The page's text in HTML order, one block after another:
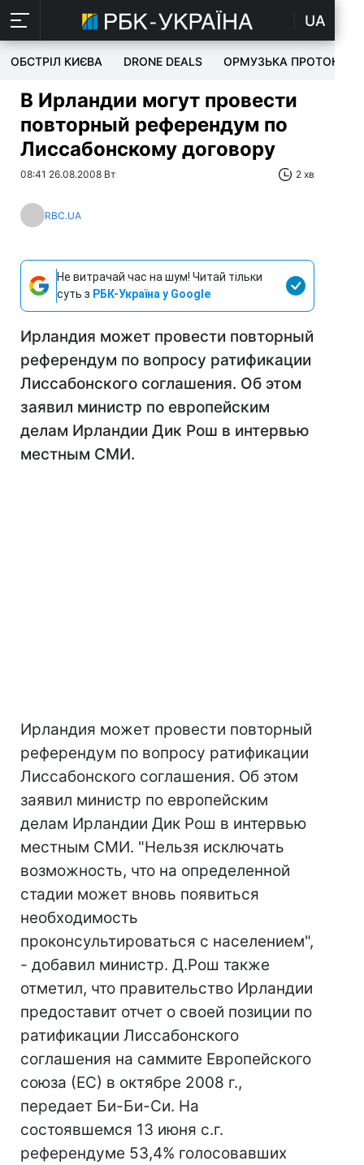
UA
ОБСТРІЛ КИЄВА DRONE DEALS ОРМУЗЬКА ПРОТОКА
В Ирландии могут провести
повторный референдум по
Лиссабонскому договору
08:41 26.08.2008 Вт 2 хв
RBC.UA
Не витрачай час на шум! Читай тільки
суть з РБК-Україна у Google
Ирландия может провести повторный
референдум по вопросу ратификации
Лиссабонского соглашения. Об этом
заявил министр по европейским
делам Ирландии Дик Рош в интервью
местным СМИ.
Ирландия может провести повторный
референдум по вопросу ратификации
Лиссабонского соглашения. Об этом
заявил министр по европейским
делам Ирландии Дик Рош в интервью
местным СМИ. "Нельзя исключать
возможность, что на определенной
стадии может вновь появиться
необходимость
проконсультироваться с населением",
- добавил министр. Д.Рош также
отметил, что правительство Ирландии
предоставит отчет о своей позиции по
ратификации Лиссабонского
соглашения на саммите Европейского
союза (ЕС) в октябре 2008 г.,
передает Би-Би-Си. На
состоявшемся 13 июня с.г.
референдуме 53,4% голосовавших